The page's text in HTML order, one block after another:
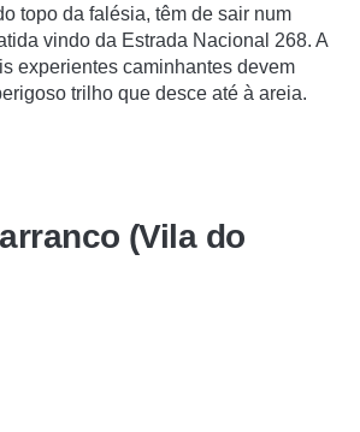
topo da falésia, têm de sair num
vindo da Estrada Nacional 268. A
experientes caminhantes devem
trilho que desce até à areia.
(Vila do